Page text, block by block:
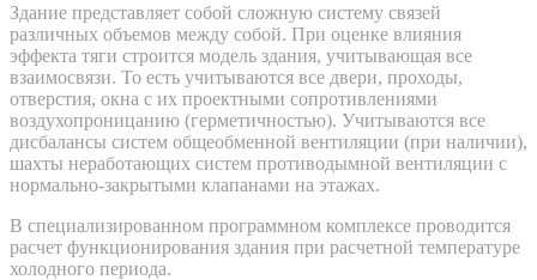
Здание представляет собой сложную систему связей
различных объемов между собой. При оценке влияния
эффекта тяги строится модель здания, учитывающая все
взаимосвязи. То есть учитываются все двери, проходы,
отверстия, окна с их проектными сопротивлениями
воздухопроницанию (герметичностью). Учитываются все
дисбалансы систем общеобменной вентиляции (при наличии),
шахты неработающих систем противодымной вентиляции с
нормально-закрытыми клапанами на этажах.
В специализированном программном комплексе проводится
расчет функционирования здания при расчетной температуре
холодного периода.